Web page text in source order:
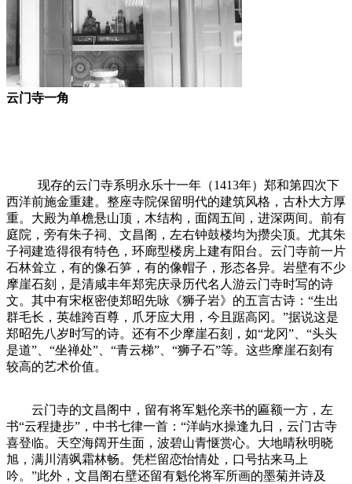
云门寺一角
现存的云门寺系明永乐十一年（1413年）郑和第四次下
西洋前施金重建。整座寺院保留明代的建筑风格，古朴大方厚
重。大殿为单檐悬山顶，木结构，面阔五间，进深两间。前有
庭院，旁有朱子祠、文昌阁，左右钟鼓楼均为攒尖顶。尤其朱
子祠建造得很有特色，环廊型楼房上建有阳台。云门寺前一片
石林耸立，有的像石笋，有的像帽子，形态各异。岩壁有不少
摩崖石刻，是清咸丰年郑宪庆录历代名人游云门寺时写的诗
文。其中有宋枢密使郑昭先咏《狮子岩》的五言古诗：“生出
群毛长，英雄跨百尊，爪牙应大用，今且踞高冈。”据说这是
郑昭先八岁时写的诗。还有不少摩崖石刻，如“龙冈”、“头头
是道”、“坐禅处”、“青云梯”、“狮子石”等。这些摩崖石刻有
较高的艺术价值。
云门寺的文昌阁中，留有将军魁伦亲书的匾额一方，左
书“云程捷步”，中书七律一首：“洋屿水操逢九日，云门古寺
喜登临。天空海阔开生面，波碧山青惬赏心。大地晴秋明晓
旭，满川清飒霜林畅。凭栏留恋怡情处，口号拈来马上
吟。”此外，文昌阁右壁还留有魁伦将军所画的墨菊并诗及